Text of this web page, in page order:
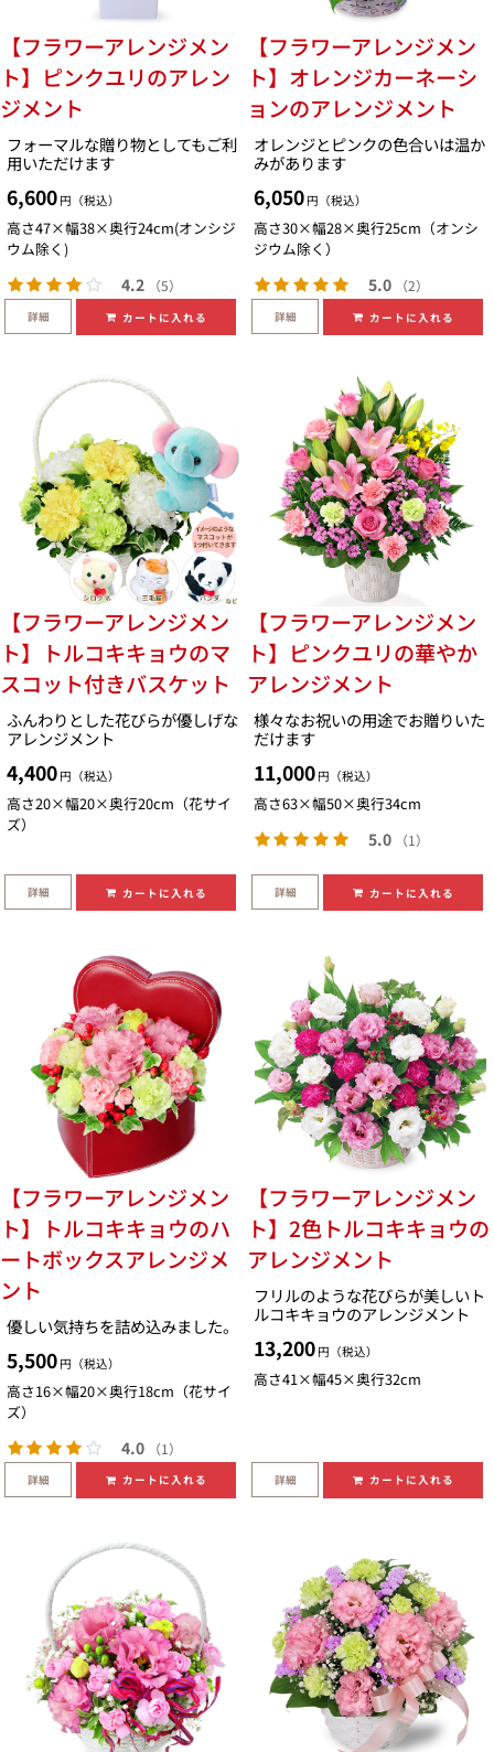
【フラワーアレンジメン
ト】ピンクユリのアレン
ジメント
フォーマルな贈り物としてもご利
用いただけます
6,600 円（税込）
高さ47×幅38×奥行24cm(オンシジ
ウム除く)
4.2 （5）
詳細 カートに入れる
【フラワーアレンジメン
ト】オレンジカーネーシ
ョンのアレンジメント
オレンジとピンクの色合いは温か
みがあります
6,050 円（税込）
高さ30×幅28×奥行25cm（オンシ
ジウム除く）
5.0 （2）
詳細 カートに入れる
【フラワーアレンジメン
ト】トルコキキョウのマ
スコット付きバスケット
ふんわりとした花びらが優しげな
アレンジメント
4,400 円（税込）
高さ20×幅20×奥行20cm（花サイ
ズ）
詳細 カートに入れる
【フラワーアレンジメン
ト】ピンクユリの華やか
アレンジメント
様々なお祝いの用途でお贈りいた
だけます
11,000 円（税込）
高さ63×幅50×奥行34cm
5.0 （1）
詳細 カートに入れる
【フラワーアレンジメン
ト】トルコキキョウのハ
ートボックスアレンジメ
ント
優しい気持ちを詰め込みました。
5,500 円（税込）
高さ16×幅20×奥行18cm（花サイ
ズ）
4.0 （1）
詳細 カートに入れる
【フラワーアレンジメン
ト】2色トルコキキョウの
アレンジメント
フリルのような花びらが美しいト
ルコキキョウのアレンジメント
13,200 円（税込）
高さ41×幅45×奥行32cm
詳細 カートに入れる